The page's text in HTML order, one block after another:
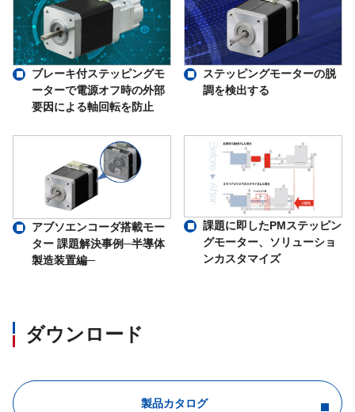
ブレーキ付ステッピングモ
ーターで電源オフ時の外部
要因による軸回転を防止
ステッピングモーターの脱
調を検出する
アブソエンコーダ搭載モー
ター 課題解決事例─半導体
製造装置編─
課題に即したPMステッピン
グモーター、ソリューショ
ンカスタマイズ
ダウンロード
製品カタログ